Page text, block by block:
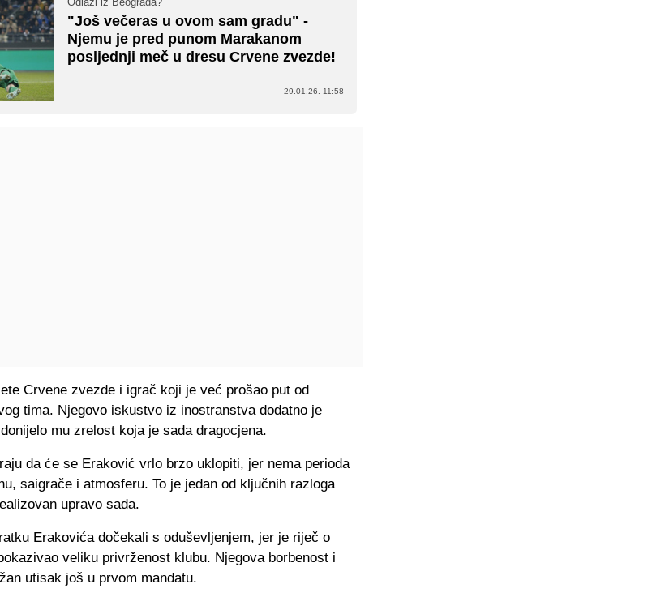
"Još večeras u ovom sam gradu" -
Njemu je pred punom Marakanom
posljednji meč u dresu Crvene zvezde!
29.01.26. 11:58
Crvene zvezde i igrač koji je već prošao put od
tima. Njegovo iskustvo iz inostranstva dodatno je
mu zrelost koja je sada dragocjena.
da će se Eraković vrlo brzo uklopiti, jer nema perioda
saigrače i atmosferu. To je jedan od ključnih razloga
upravo sada.
Erakovića dočekali s oduševljenjem, jer je riječ o
veliku privrženost klubu. Njegova borbenost i
utisak još u prvom mandatu.